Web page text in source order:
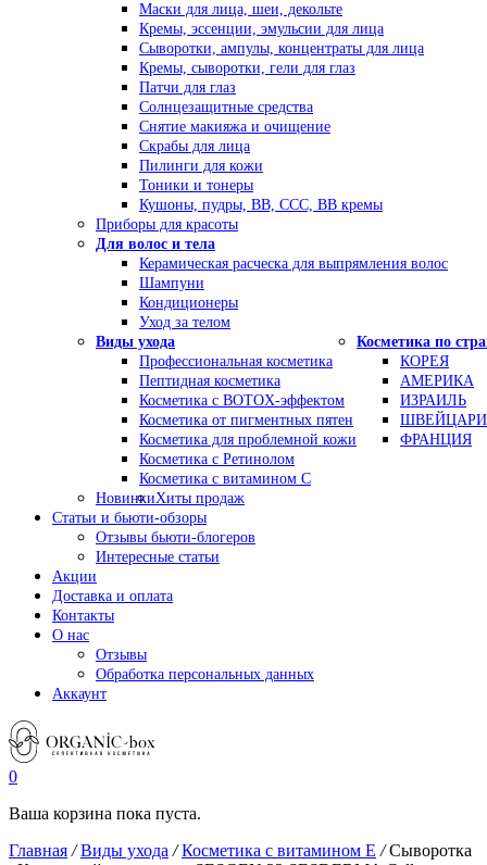
Маски для лица, шеи, декольте
Кремы, эссенции, эмульсии для лица
Сыворотки, ампулы, концентраты для лица
Кремы, сыворотки, гели для глаз
Патчи для глаз
Солнцезащитные средства
Снятие макияжа и очищение
Скрабы для лица
Пилинги для кожи
Тоники и тонеры
Кушоны, пудры, ВВ, ССС, ВВ кремы
Приборы для красоты
Для волос и тела
Керамическая расческа для выпрямления волос
Шампуни
Кондиционеры
Уход за телом
Виды ухода
Профессиональная косметика
Пептидная косметика
Косметика с BOTOX-эффектом
Косметика от пигментных пятен
Косметика для проблемной кожи
Косметика с Ретинолом
Косметика с витамином С
Косметика по
КОРЕЯ
АМЕРИКА
ИЗРАИЛЬ
ФРАНЦИЯ
НовинкиХиты продаж
Статьи и бьюти-обзоры
Отзывы бьюти-блогеров
Интересные статьи
Акции
Доставка и оплата
Контакты
О нас
Отзывы
Обработка персональных данных
Аккаунт
0
Ваша корзина пока пуста.
Главная /Виды ухода /Косметика с витамином Е /Сыворотка